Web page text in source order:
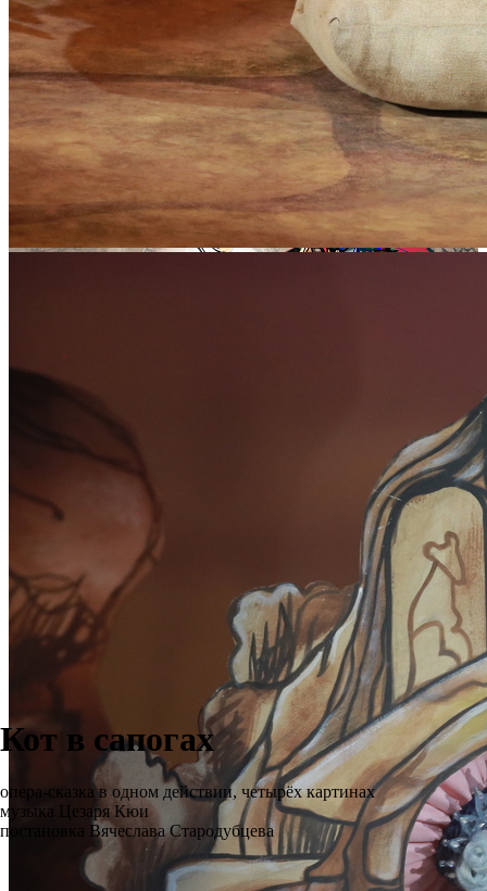
Кот в сапогах
опера-сказка в одном действии, четырёх картинах
музыка Цезаря Кюи
постановка Вячеслава Стародубцева